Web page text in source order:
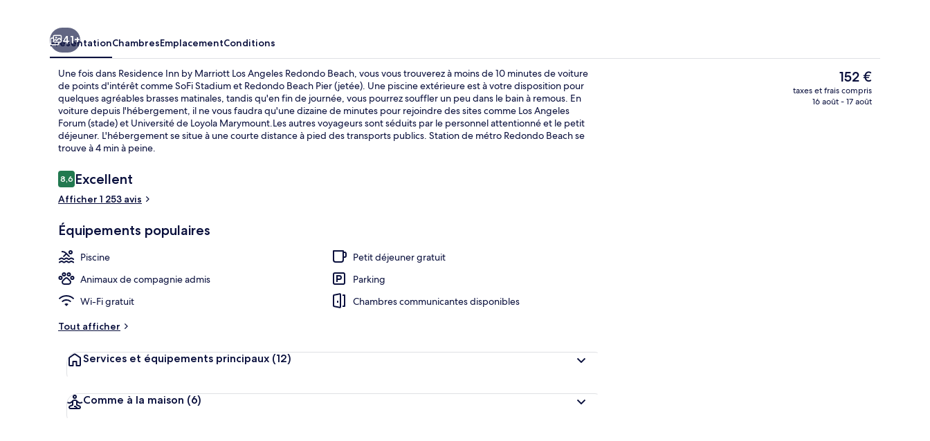
Hall
41+
PrésentationChambresEmplacementConditions
Une fois dans Residence Inn by Marriott Los Angeles Redondo Beach, vous vous trouverez à moins de 10 minutes de voiture
de points d'intérêt comme SoFi Stadium et Redondo Beach Pier (jetée). Une piscine extérieure est à votre disposition pour
quelques agréables brasses matinales, tandis qu'en fin de journée, vous pourrez souffler un peu dans le bain à remous. En
voiture depuis l'hébergement, il ne vous faudra qu'une dizaine de minutes pour rejoindre des sites comme Los Angeles
Forum (stade) et Université de Loyola Marymount.Les autres voyageurs sont séduits par le personnel attentionné et le petit
déjeuner. L'hébergement se situe à une courte distance à pied des transports publics. Station de métro Redondo Beach se
trouve à 4 min à peine.
Avis
voyageurs
8,68,6 sur 10
Excellent
Afficher 1 253 avis
Équipements populaires
Piscine
Petit déjeuner gratuit
Animaux de compagnie admis
Parking
Wi-Fi gratuit
Chambres communicantes disponibles
Tout afficher
Services et équipements principaux (12)
Comme à la maison (6)
Le
prix
actuel
152 €
taxes et frais compris
16 août - 17 août